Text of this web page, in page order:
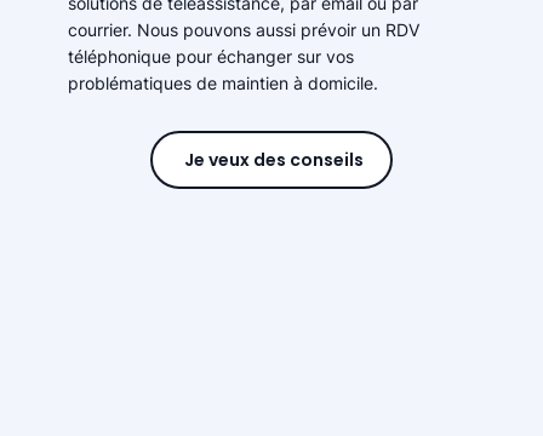
courrier. Nous pouvons aussi prévoir un RDV
téléphonique pour échanger sur vos
problématiques de maintien à domicile.
Je veux des conseils